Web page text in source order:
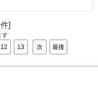
]
す
12 13 次 最後